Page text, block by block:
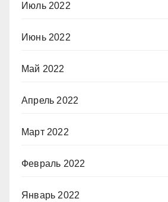
Июль 2022
Июнь 2022
Май 2022
Апрель 2022
Март 2022
Февраль 2022
Январь 2022